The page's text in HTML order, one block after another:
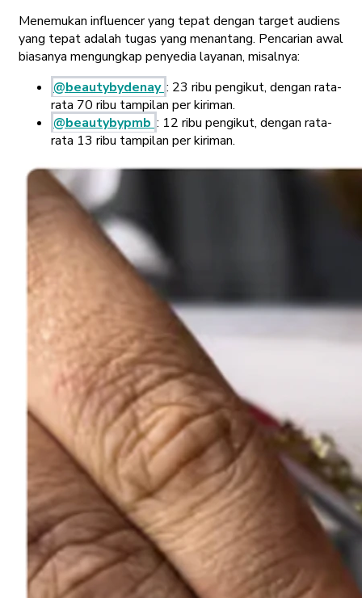
Menemukan influencer yang tepat dengan target audiens
yang tepat adalah tugas yang menantang. Pencarian awal
biasanya mengungkap penyedia layanan, misalnya:
@beautybydenay : 23 ribu pengikut, dengan rata-
rata 70 ribu tampilan per kiriman.
@beautybypmb : 12 ribu pengikut, dengan rata-
rata 13 ribu tampilan per kiriman.